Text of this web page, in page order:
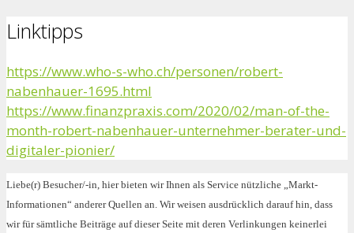
Linktipps
https://www.who-s-who.ch/personen/robert-
nabenhauer-1695.html
https://www.finanzpraxis.com/2020/02/man-of-the-
month-robert-nabenhauer-unternehmer-berater-und-
digitaler-pionier/
Liebe(r) Besucher/-in, hier bieten wir Ihnen als Service nützliche „Markt-
Informationen“ anderer Quellen an. Wir weisen ausdrücklich darauf hin, dass
wir für sämtliche Beiträge auf dieser Seite mit deren Verlinkungen keinerlei